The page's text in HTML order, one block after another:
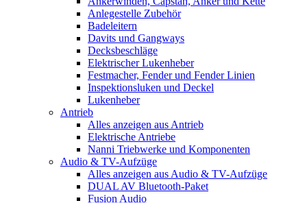
Anlegestelle Zubehör
Badeleitern
Davits und Gangways
Decksbeschläge
Elektrischer Lukenheber
Festmacher, Fender und Fender Linien
Inspektionsluken und Deckel
Lukenheber
Antrieb
Alles anzeigen aus Antrieb
Elektrische Antriebe
Nanni Triebwerke und Komponenten
Audio & TV-Aufzüge
Alles anzeigen aus Audio & TV-Aufzüge
DUAL AV Bluetooth-Paket
Fusion Audio